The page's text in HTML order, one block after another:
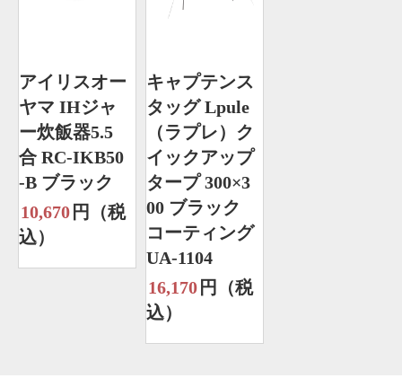
アイリスオー
ヤマ IHジャ
ー炊飯器5.5
合 RC-IKB50
-B ブラック
10,670 円（税
込）
キャプテンス
タッグ Lpule
（ラプレ）ク
イックアップ
タープ 300×3
00 ブラック
コーティング
UA-1104
16,170 円（税
込）